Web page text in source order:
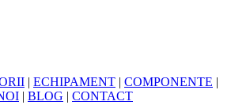
| ECHIPAMENT | COMPONENTE |
| BLOG | CONTACT